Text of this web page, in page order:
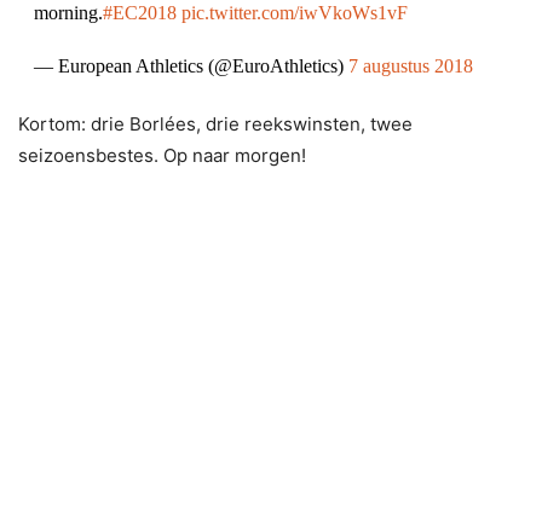
morning.#EC2018 pic.twitter.com/iwVkoWs1vF
— European Athletics (@EuroAthletics) 7 augustus 2018
Kortom: drie Borlées, drie reekswinsten, twee
seizoensbestes. Op naar morgen!